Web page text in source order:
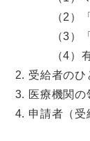
（2）「
（3）「
（4）有
受給者のひ
医療機関の
申請者（受